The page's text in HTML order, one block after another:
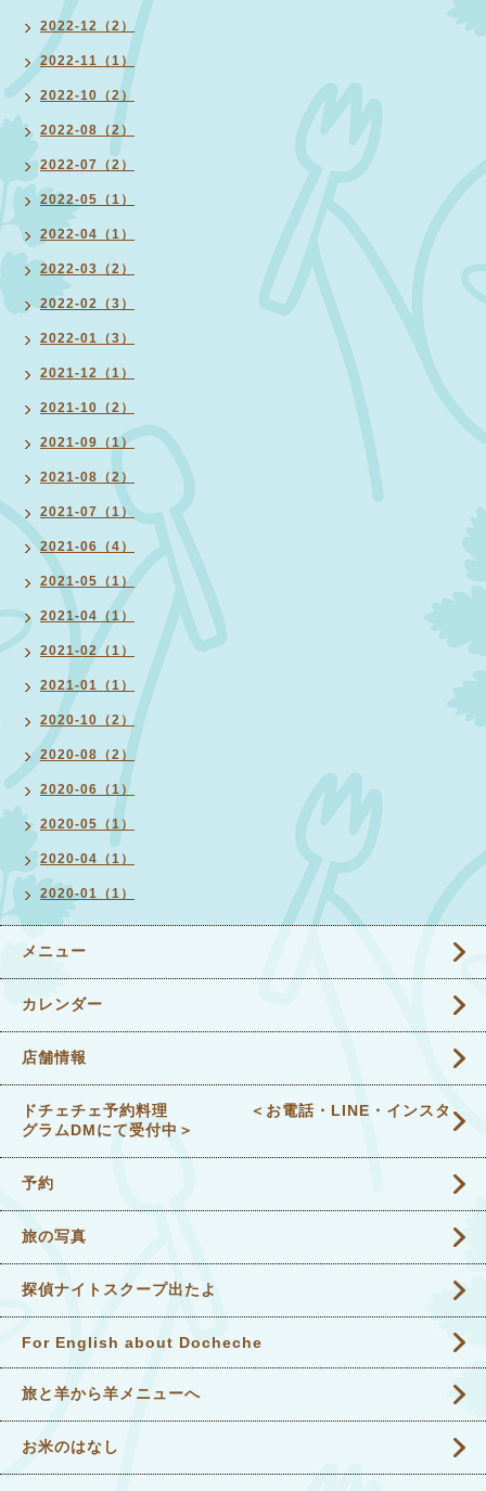
2022-12（2）
2022-11（1）
2022-10（2）
2022-08（2）
2022-07（2）
2022-05（1）
2022-04（1）
2022-03（2）
2022-02（3）
2022-01（3）
2021-12（1）
2021-10（2）
2021-09（1）
2021-08（2）
2021-07（1）
2021-06（4）
2021-05（1）
2021-04（1）
2021-02（1）
2021-01（1）
2020-10（2）
2020-08（2）
2020-06（1）
2020-05（1）
2020-04（1）
2020-01（1）
メニュー
カレンダー
店舗情報
ドチェチェ予約料理 ＜お電話・LINE・インスタ
グラムDMにて受付中＞
予約
旅の写真
探偵ナイトスクープ出たよ
For English about Docheche
旅と羊から羊メニューへ
お米のはなし